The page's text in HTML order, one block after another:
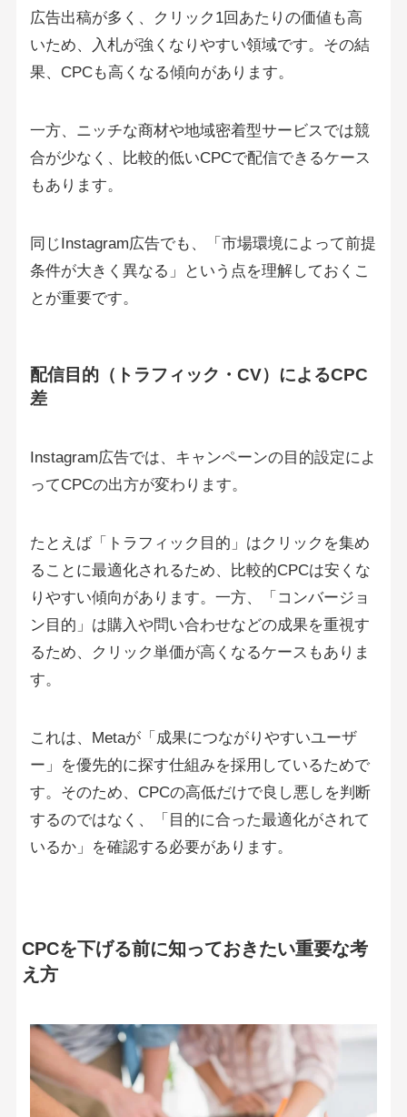
広告出稿が多く、クリック1回あたりの価値も高
いため、入札が強くなりやすい領域です。その結
果、CPCも高くなる傾向があります。
一方、ニッチな商材や地域密着型サービスでは競
合が少なく、比較的低いCPCで配信できるケース
もあります。
同じInstagram広告でも、「市場環境によって前提
条件が大きく異なる」という点を理解しておくこ
とが重要です。
配信目的（トラフィック・CV）によるCPC
差
Instagram広告では、キャンペーンの目的設定によ
ってCPCの出方が変わります。
たとえば「トラフィック目的」はクリックを集め
ることに最適化されるため、比較的CPCは安くな
りやすい傾向があります。一方、「コンバージョ
ン目的」は購入や問い合わせなどの成果を重視す
るため、クリック単価が高くなるケースもありま
す。
これは、Metaが「成果につながりやすいユーザ
ー」を優先的に探す仕組みを採用しているためで
す。そのため、CPCの高低だけで良し悪しを判断
するのではなく、「目的に合った最適化がされて
いるか」を確認する必要があります。
CPCを下げる前に知っておきたい重要な考
え方